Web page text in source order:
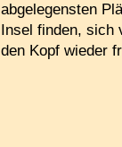
abgelegensten
Insel finden, sich
den Kopf wieder